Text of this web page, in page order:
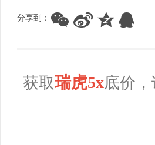
分享到：
获取瑞虎5x底价